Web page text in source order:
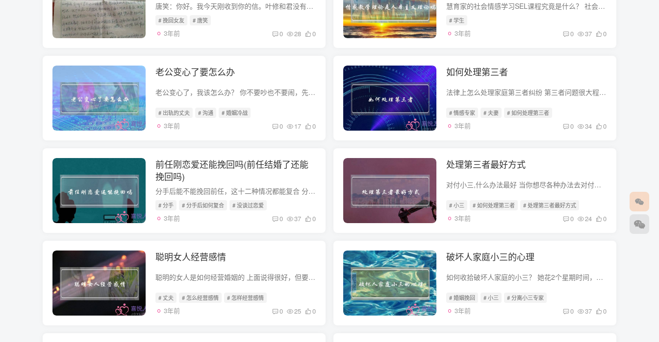
唐笑：你好。我今天刚收到你的信。叶修和君没有找信，因为回信很难。这就是为什么这封信是在9月1日收到的。唐笑，我已经知道你很久没有给小君写信了。但是我今天终于收到了你的信。在这里，作为...
# 挽回女友 # 唐笑
3年前 0 28 0
慧育家的社会情感学习SEL课程究竟是什么？ 社会感学习被定义为一个过程，通过这个过程，人们获得并有效地应用知识、态度和技能来理解和管理绪，设定和实现积极的目标，感受并表现出对他人的同，...
# 学生
3年前 0 37 0
老公变心了要怎么办
老公变心了，我该怎么办？ 你不要吵也不要闹，先静下心来好好想一想，吵和闹只能把事情搞的更复杂，更不可能挽回。不要理他，不要吵。你越吵他的心离你就越远，他会觉得外面的更温柔更可爱，就...
# 出轨的丈夫 # 沟通 # 婚姻冷战
3年前 0 17 0
如何处理第三者
法律上怎么处理家庭第三者纠纷 第三者问题很大程度上是道德问题。 如果一方在婚姻情况下与其他人以夫妻名义同居，构成重婚罪，别的都不构成犯罪。充其量在离婚的时候出轨一方在财产上损失一些。...
# 情感专家 # 夫妻 # 如何处理第三者
3年前 0 34 0
前任刚恋爱还能挽回吗(前任结婚了还能
挽回吗)
分手后能不能挽回前任，这十二种情况都能复合 分手后如何复合 1、保持联系 即使是男女分手了那么也是可以成为朋友的，并不是因为一段恋情，那么两者就成为了愁人，在这个世界上有着离婚、还有着...
# 分手 # 分手后如何复合 # 没谈过恋爱
3年前 0 37 0
处理第三者最好方式
对付小三,什么办法最好 当你想尽各种办法去对付第三者时，你会发现你完全丧失了你自己，你的生活从此黑暗。你不会抬头去欣赏蔚蓝的天空，不会怀着感激地心情去面对每一个人，每一件事。第三者可...
# 小三 # 如何处理第三者 # 处理第三者最好方式
3年前 0 24 0
聪明女人经营感情
聪明的女人是如何经营婚姻的 上面说得很好，但要做到这些并不容易，需要智慧和观察。我不是女人，我就以男性的思想和想法给你一些建议吧。 其实最重要的还是忍让。只要你先生不出轨，不花心，不...
# 丈夫 # 怎么经营感情 # 怎样经营感情
3年前 0 25 0
破坏人家庭小三的心理
如何收拾破坏人家庭的小三？ 她花2个星期时间，成功分离难纠小三2年之前，他毫无预兆地出轨了，从那个时候起，我感觉生活一片黑暗，心碎一地。我不管怎么努力怎么做，也逼着老公离开小三，他也...
# 婚姻挽回 # 小三 # 分离小三专家
3年前 0 37 0